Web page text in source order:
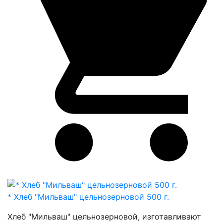
* Хлеб "Мильваш" цельнозерновой 500 г.
Хлеб "Мильваш" цельнозерновой, изготавливают